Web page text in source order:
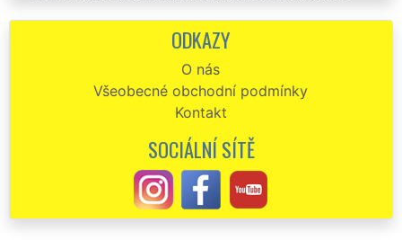
finanční situaci. Jsem vám velmi vděčná, moc děkuji.
společnost s názvem EXTRA VYKLÍZENÍ určitě doporučuju.
Pokud budu ještě někdy něco vyklízet v Blansku, rozhodně si opět
vyberou vás. Děkuju vám za vaši ochotu, za vaše rady a velmi lidský
U této společnosti jsem si objednala vyklízecí práce v Blansku.
Skutečně naprostá spokojenost.
Když jsem předevčírem vyklízela dvě nemovitosti v Blansku, na
ODKAZY
O nás
Všeobecné obchodní podmínky
Kontakt
SOCIÁLNÍ SÍTĚ